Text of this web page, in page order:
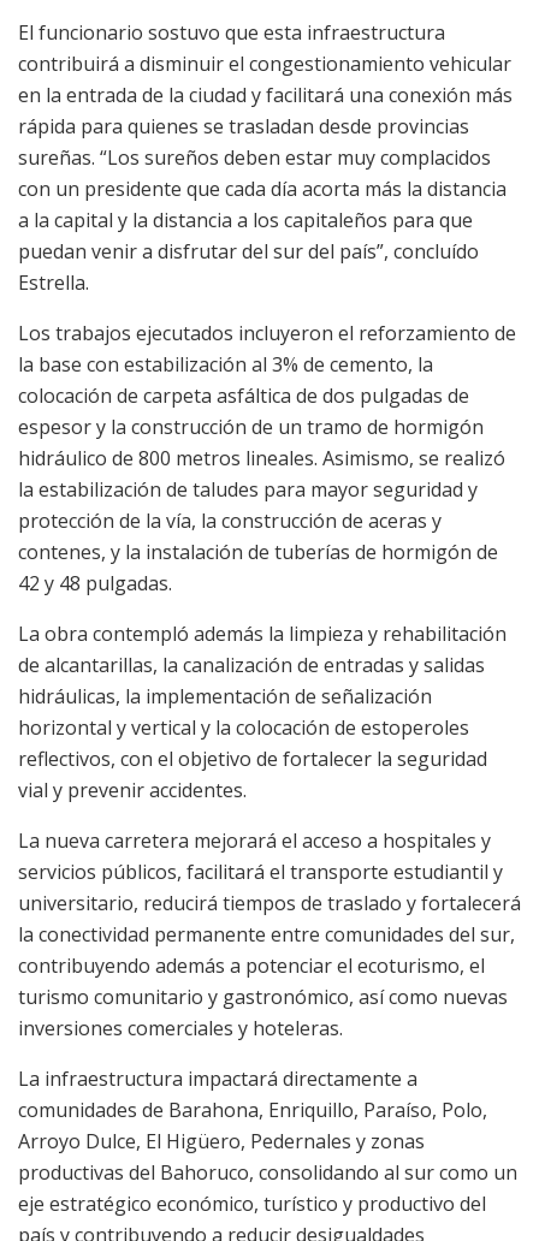
El funcionario sostuvo que esta infraestructura
contribuirá a disminuir el congestionamiento vehicular
en la entrada de la ciudad y facilitará una conexión más
rápida para quienes se trasladan desde provincias
sureñas. “Los sureños deben estar muy complacidos
con un presidente que cada día acorta más la distancia
a la capital y la distancia a los capitaleños para que
puedan venir a disfrutar del sur del país”, concluído
Estrella.
Los trabajos ejecutados incluyeron el reforzamiento de
la base con estabilización al 3% de cemento, la
colocación de carpeta asfáltica de dos pulgadas de
espesor y la construcción de un tramo de hormigón
hidráulico de 800 metros lineales. Asimismo, se realizó
la estabilización de taludes para mayor seguridad y
protección de la vía, la construcción de aceras y
contenes, y la instalación de tuberías de hormigón de
42 y 48 pulgadas.
La obra contempló además la limpieza y rehabilitación
de alcantarillas, la canalización de entradas y salidas
hidráulicas, la implementación de señalización
horizontal y vertical y la colocación de estoperoles
reflectivos, con el objetivo de fortalecer la seguridad
vial y prevenir accidentes.
La nueva carretera mejorará el acceso a hospitales y
servicios públicos, facilitará el transporte estudiantil y
universitario, reducirá tiempos de traslado y fortalecerá
la conectividad permanente entre comunidades del sur,
contribuyendo además a potenciar el ecoturismo, el
turismo comunitario y gastronómico, así como nuevas
inversiones comerciales y hoteleras.
La infraestructura impactará directamente a
comunidades de Barahona, Enriquillo, Paraíso, Polo,
Arroyo Dulce, El Higüero, Pedernales y zonas
productivas del Bahoruco, consolidando al sur como un
eje estratégico económico, turístico y productivo del
país y contribuyendo a reducir desigualdades